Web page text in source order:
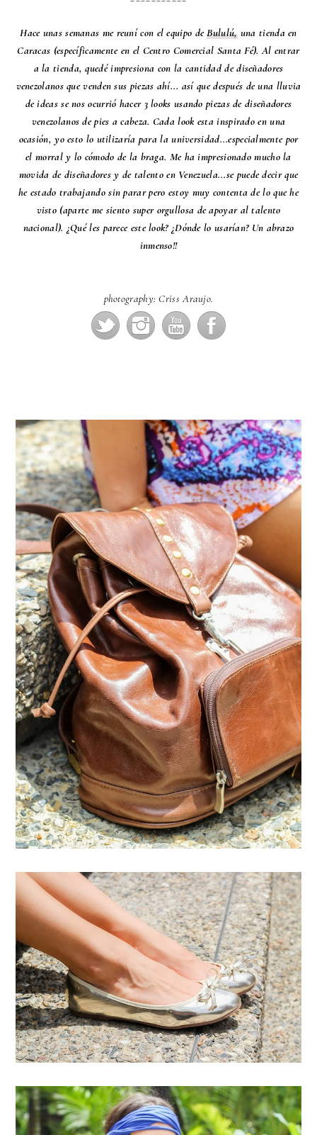
Hace unas semanas me reuní con el equipo deBululú,una tienda en
Caracas (específicamente en el Centro Comercial Santa Fé). Al entrar
a la tienda, quedé impresiona con la cantidad de diseñadores
venezolanos que venden sus piezas ahí... así que después de una lluvia
de ideas se nos ocurrió hacer 3 looks usando piezas de diseñadores
venezolanos de pies a cabeza. Cada look esta inspirado en una
ocasión, yo esto lo utilizaría para la universidad...especialmente por
el morral y lo cómodo de la braga. Me ha impresionado mucho la
movida de diseñadores y de talento en Venezuela...se puede decir que
he estado trabajando sin parar pero estoy muy contenta de lo que he
visto (aparte me siento super orgullosa de apoyar al talento
nacional). ¿Qué les parece este look? ¿Dónde lo usarían? Un abrazo
inmenso!!
photography: Criss Araujo.